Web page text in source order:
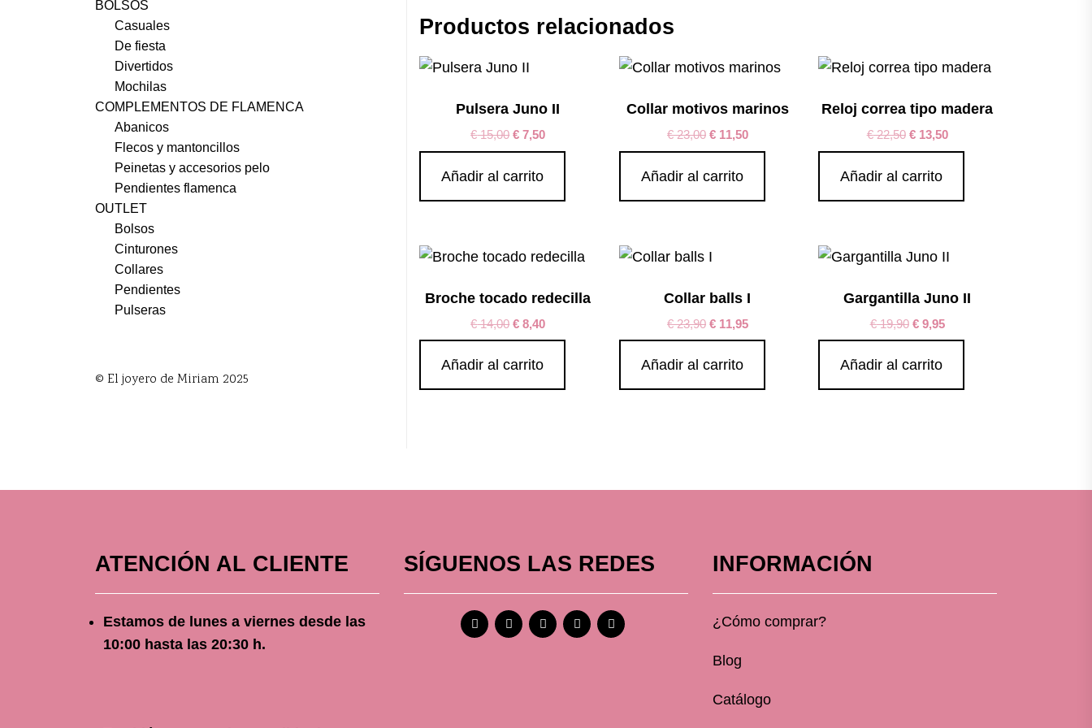
Productos relacionados
Pulsera Juno II
€15,00 € 7,50
Añadir al carrito
Collar motivos marinos
€23,00 €11,50
Añadir al carrito
Reloj correa tipo madera
€22,50 €13,50
Añadir al carrito
Broche tocado redecilla
€14,00 € 8,40
Añadir al carrito
Collar balls I
€23,90 €11,95
Añadir al carrito
Gargantilla Juno II
€19,90 €9,95
Añadir al carrito
BOLSOS
Casuales
De fiesta
Divertidos
Mochilas
COMPLEMENTOS DE FLAMENCA
Abanicos
Flecos y mantoncillos
Peinetas y accesorios pelo
Pendientes flamenca
OUTLET
Bolsos
Cinturones
Collares
Pendientes
Pulseras
© El joyero de Miriam 2025
ATENCIÓN AL CLIENTE
Estamos de lunes a viernes desde las
10:00 hasta las 20:30 h.
SÍGUENOS LAS REDES INFORMACIÓN
¿Cómo comprar?
Blog
Catálogo